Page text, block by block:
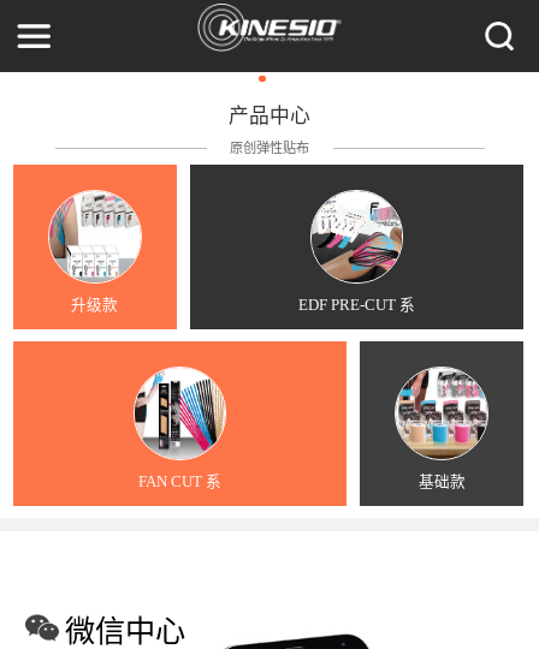
产品中心
原创弹性贴布
升级款 EDF PRE-CUT 系
FAN CUT 系 基础款
微信中心